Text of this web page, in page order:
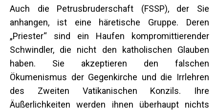
Auch die Petrusbruderschaft (FSSP), der Sie
anhangen, ist eine häretische Gruppe. Deren
„Priester“ sind ein Haufen kompromittierender
Schwindler, die nicht den katholischen Glauben
haben. Sie akzeptieren den falschen
Ökumenismus der Gegenkirche und die Irrlehren
des Zweiten Vatikanischen Konzils. Ihre
Äußerlichkeiten werden ihnen überhaupt nichts